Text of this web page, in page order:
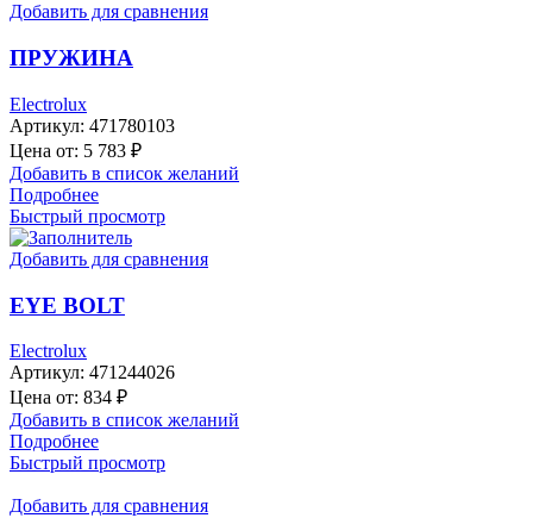
Добавить для сравнения
ПРУЖИНА
Electrolux
Артикул: 471780103
Цена от: 5 783 ₽
Добавить в список желаний
Подробнее
Быстрый просмотр
Добавить для сравнения
EYE BOLT
Electrolux
Артикул: 471244026
Цена от: 834 ₽
Добавить в список желаний
Подробнее
Быстрый просмотр
Добавить для сравнения